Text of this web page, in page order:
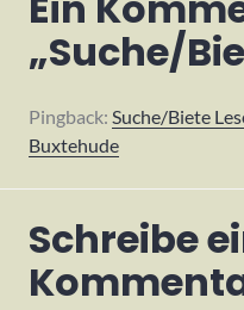
2020
„Suche/
Pingback: Suche/Biete
Buxtehude
Schreibe